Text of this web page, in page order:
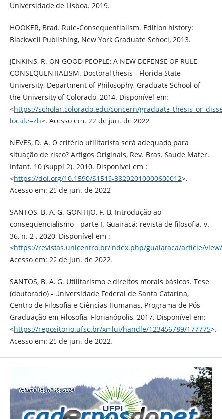
Universidade de Lisboa. 2019.
HOOKER, Brad. Rule-Consequentialism. Edition history:
Blackwell Publishing, New York Graduate School, 2013.
JENKINS, R. ON GOOD PEOPLE: A NEW DEFENSE OF RULE-
CONSEQUENTIALISM. Doctoral thesis - Florida State
University, Department of Philosophy, Graduate School of
the University of Colorado, 2014. Disponível em:
<https://scholar.colorado.edu/concern/
locale=zh>. Acesso em: 22 de jun. de 2022
NEVES, D. A. O critério utilitarista será adequado para
situação de risco? Artigos Originais, Rev. Bras. Saude Mater.
Infant. 10 (suppl 2). 2010. Disponível em :
<https://doi.org/10.1590/S1519-38292010000600012>.
Acesso em: 25 de jun. de 2022
SANTOS, B. A. G. GONTIJO, F. B. Introdução ao
consequencialismo - parte I. Guairacá: revista de filosofia. v.
36, n. 2 , 2020. Disponível em :
<https://revistas.unicentro.br/index.php/guaiaraca/article/
Acesso em: 22 de jun. de 2022.
SANTOS, B. A. G. Utilitarismo e direitos morais básicos. Tese
(doutorado) - Universidade Federal de Santa Catarina,
Centro de Filosofia e Ciências Humanas, Programa de Pós-
Graduação em Filosofia, Florianópolis, 2017. Disponível em:
<https://repositorio.ufsc.br/xmlui/handle/123456789/177775>.
Acesso em: 25 de jun. de 2022.